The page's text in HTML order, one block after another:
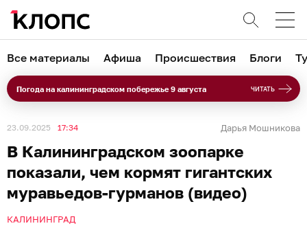
Все материалы Афиша Происшествия Блоги
Погода на калининградском побережье 9 августа ЧИТАТЬ
23.09.2025 17:34 Дарья Мошникова
В Калининградском зоопарке
показали, чем кормят гигантских
муравьедов-гурманов (видео)
КАЛИНИНГРАД